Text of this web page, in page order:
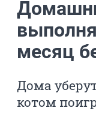
месяц
Дома
котом